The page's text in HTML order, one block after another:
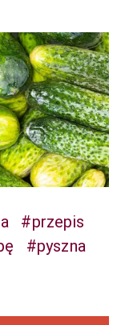
#przepis
#pyszna